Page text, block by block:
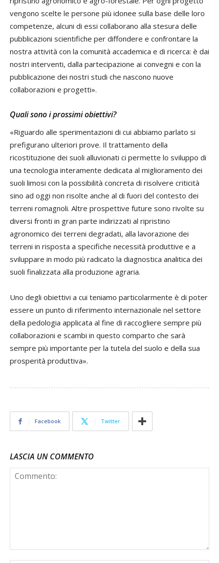
vengono scelte le persone più idonee sulla base delle loro
competenze, alcuni di essi collaborano alla stesura delle
pubblicazioni scientifiche per diffondere e confrontare la
nostra attività con la comunità accademica e di ricerca: è dai
nostri interventi, dalla partecipazione ai convegni e con la
pubblicazione dei nostri studi che nascono nuove
collaborazioni e progetti».
Quali sono i prossimi obiettivi?
«Riguardo alle sperimentazioni di cui abbiamo parlato si
prefigurano ulteriori prove. Il trattamento della
ricostituzione dei suoli alluvionati ci permette lo sviluppo di
una tecnologia interamente dedicata al miglioramento dei
suoli limosi con la possibilità concreta di risolvere criticità
sino ad oggi non risolte anche al di fuori del contesto dei
terreni romagnoli. Altre prospettive future sono rivolte su
diversi fronti in gran parte indirizzati al ripristino
agronomico dei terreni degradati, alla lavorazione dei
terreni in risposta a specifiche necessità produttive e a
sviluppare in modo più radicato la diagnostica analitica dei
suoli finalizzata alla produzione agraria.
Uno degli obiettivi a cui teniamo particolarmente è di poter
essere un punto di riferimento internazionale nel settore
della pedologia applicata al fine di raccogliere sempre più
collaborazioni e scambi in questo comparto che sarà
sempre più importante per la tutela del suolo e della sua
prosperità produttiva».
Facebook Twitter
LASCIA UN COMMENTO